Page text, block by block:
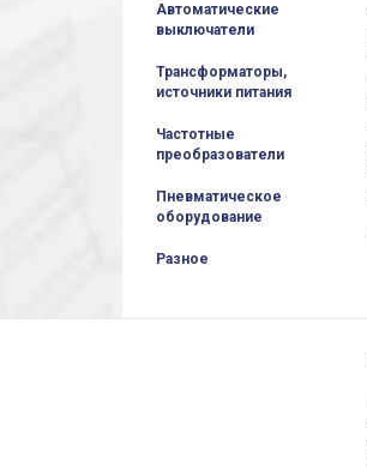
Автоматические
выключатели
Трансформаторы,
источники питания
Частотные
преобразователи
Пневматическое
оборудование
Разное